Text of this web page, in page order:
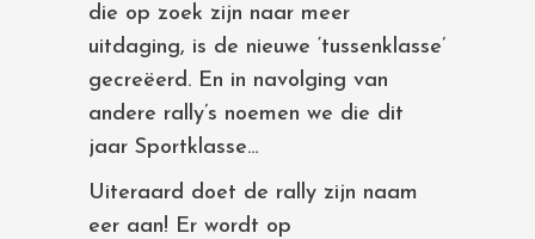
die op zoek zijn naar meer
uitdaging, is de nieuwe ‘tussenklasse’
gecreëerd. En in navolging van
andere rally’s noemen we die dit
jaar Sportklasse…
Uiteraard doet de rally zijn naam
eer aan! Er wordt op